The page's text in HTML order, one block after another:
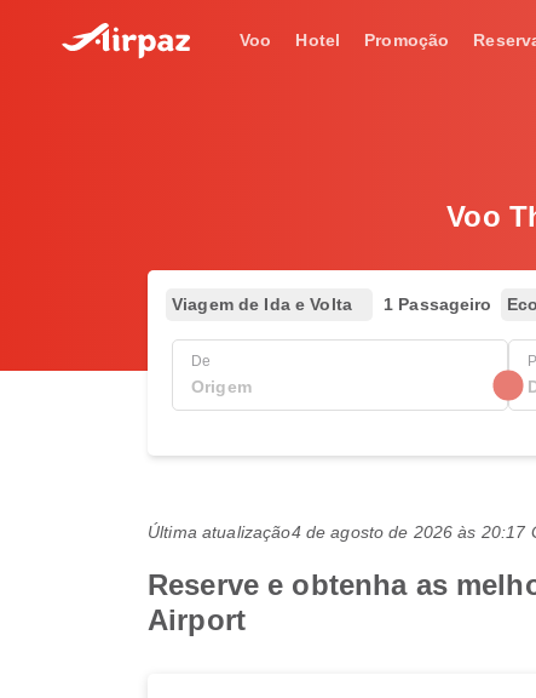
Voo Hotel Promoção
Voo
Viagem de Ida e Volta 1 Passageiro
De
Última atualização4 de agosto de 2026 às 20:17
Reserve e obtenha as
Airport